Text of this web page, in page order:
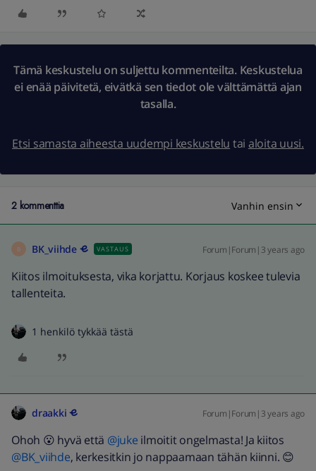
Tämä keskustelu on suljettu kommenteilta. Keskustelua
ei enää päivitetä, eivätkä sen tiedot ole välttämättä ajan
tasalla.
Etsi samasta aiheesta uudempi keskustelu tai aloita uusi.
2 kommenttia Vanhin ensin
B BK_viihde VASTAUS Forum|Forum|3 years ago
Kiitos ilmoituksesta, vika korjattu. Korjaus koskee tulevia
tallenteita.
1 henkilö tykkää tästä
draakki Forum|Forum|3 years ago
Ohoh 😮 hyvä että @juke ilmoitit ongelmasta! Ja kiitos
@BK_viihde, kerkesitkin jo nappaamaan tähän kiinni. 😊